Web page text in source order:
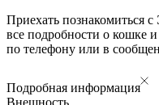
Приехать познакомиться
все подробности о кошке
по телефону или в
Подробная информация
Внешность